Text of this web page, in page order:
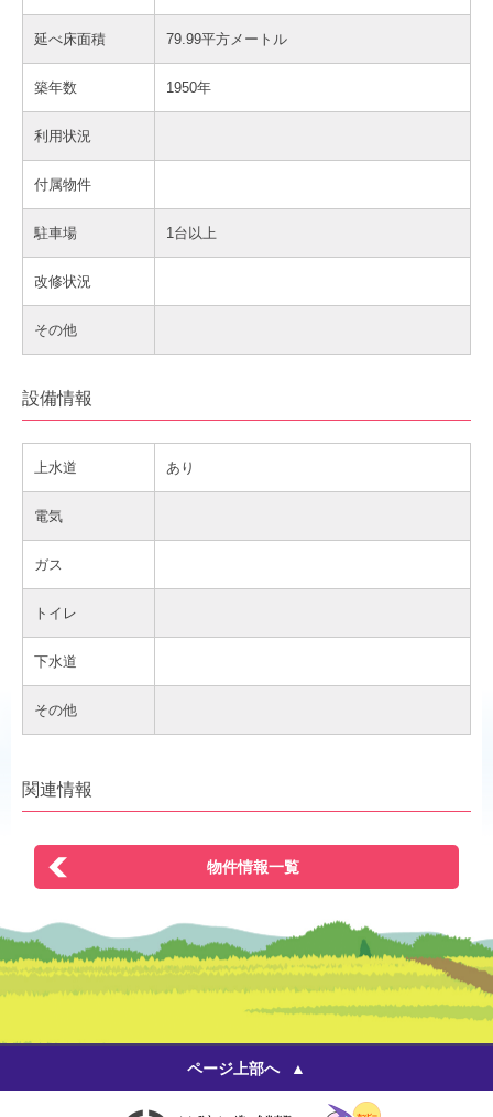
延べ床面積 79.99平方メートル
築年数 1950年
利用状況
付属物件
駐車場 1台以上
改修状況
その他
設備情報
上水道 あり
電気
ガス
トイレ
下水道
その他
関連情報
物件情報一覧
ページ上部へ